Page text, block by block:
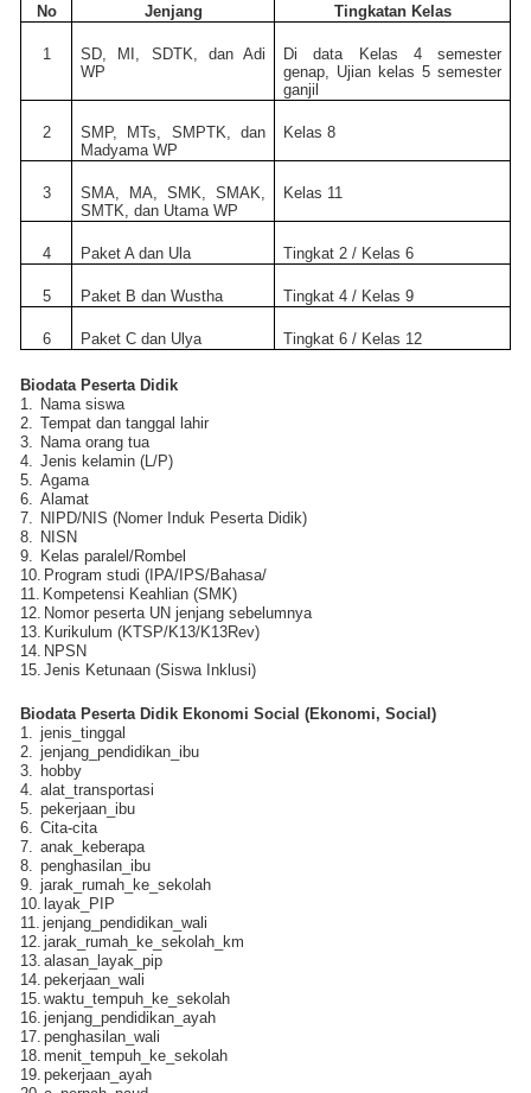
No Jenjang Tingkatan Kelas
1
SD, MI, SDTK, dan Adi
WP
Di data Kelas 4 semester
genap, Ujian kelas 5 semester
ganjil
2
SMP, MTs, SMPTK, dan
Madyama WP
Kelas 8
3
SMA, MA, SMK, SMAK,
SMTK, dan Utama WP
Kelas 11
4 Paket A dan Ula Tingkat 2 / Kelas 6
5 Paket B dan Wustha Tingkat 4 / Kelas 9
6 Paket C dan Ulya Tingkat 6 / Kelas 12
Biodata Peserta Didik
1.
Nama siswa
2.
Tempat dan tanggal lahir
3.
Nama orang tua
4.
Jenis kelamin (L/P)
5.
Agama
6.
Alamat
7.
NIPD/NIS (Nomer Induk Peserta Didik)
8.
NISN
9.
Kelas paralel/Rombel
10. Program studi (IPA/IPS/Bahasa/
11. Kompetensi Keahlian (SMK)
12. Nomor peserta UN jenjang sebelumnya
13. Kurikulum (KTSP/K13/K13Rev)
14. NPSN
15. Jenis Ketunaan (Siswa Inklusi)
Biodata Peserta Didik Ekonomi Social (Ekonomi, Social)
1.
jenis_tinggal
2.
jenjang_pendidikan_ibu
3.
hobby
4.
alat_transportasi
5.
pekerjaan_ibu
6.
Cita-cita
7.
anak_keberapa
8.
penghasilan_ibu
9.
jarak_rumah_ke_sekolah
10. layak_PIP
11. jenjang_pendidikan_wali
12. jarak_rumah_ke_sekolah_km
13. alasan_layak_pip
14. pekerjaan_wali
15. waktu_tempuh_ke_sekolah
16. jenjang_pendidikan_ayah
17. penghasilan_wali
18. menit_tempuh_ke_sekolah
19. pekerjaan_ayah